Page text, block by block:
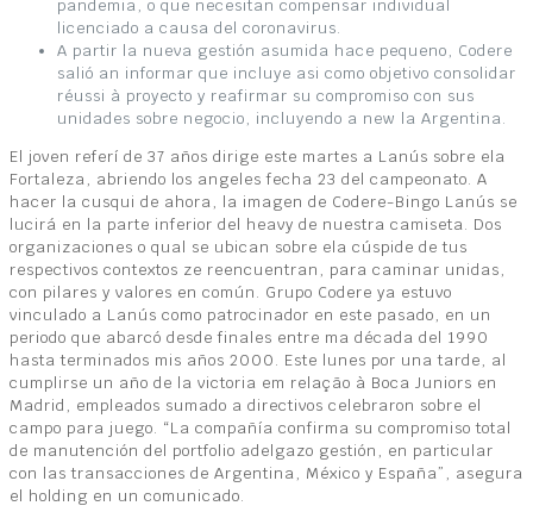
pandemia, o que necesitan compensar individual
licenciado a causa del coronavirus.
A partir la nueva gestión asumida hace pequeno, Codere
salió an informar que incluye asi como objetivo consolidar
réussi à proyecto y reafirmar su compromiso con sus
unidades sobre negocio, incluyendo a new la Argentina.
El joven referí de 37 años dirige este martes a Lanús sobre ela
Fortaleza, abriendo los angeles fecha 23 del campeonato. A
hacer la cusqui de ahora, la imagen de Codere-Bingo Lanús se
lucirá en la parte inferior del heavy de nuestra camiseta. Dos
organizaciones o qual se ubican sobre ela cúspide de tus
respectivos contextos ze reencuentran, para caminar unidas,
con pilares y valores en común. Grupo Codere ya estuvo
vinculado a Lanús como patrocinador en este pasado, en un
periodo que abarcó desde finales entre ma década del 1990
hasta terminados mis años 2000. Este lunes por una tarde, al
cumplirse un año de la victoria em relação à Boca Juniors en
Madrid, empleados sumado a directivos celebraron sobre el
campo para juego. “La compañía confirma su compromiso total
de manutención del portfolio adelgazo gestión, en particular
con las transacciones de Argentina, México y España”, asegura
el holding en un comunicado.